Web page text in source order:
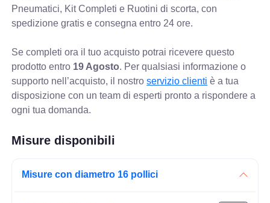
Pneumatici, Kit Completi e Ruotini di scorta, con
spedizione gratis e consegna entro 24 ore.
Se completi ora il tuo acquisto potrai ricevere questo
prodotto entro 19 Agosto. Per qualsiasi informazione o
supporto nell’acquisto, il nostroservizio clienti è a tua
disposizione con un team di esperti pronto a rispondere a
ogni tua domanda.
Misure disponibili
Misure con diametro 16 pollici